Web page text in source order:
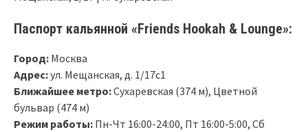
Паспорт кальянной «Friends Hookah & Lounge»:
Город: Москва
Адрес:ул. Мещанская, д. 1/17с1
Ближайшее метро:Сухаревская (374 м), Цветной
бульвар (474 м)
Режим работы: Пн-Чт 16:00-24:00, Пт 16:00-5:00, Сб